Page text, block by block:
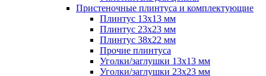
Пристеночные плинтуса и комплектующие
Плинтус 13х13 мм
Плинтус 23х23 мм
Плинтус 38х22 мм
Прочие плинтуса
Уголки/заглушки 13х13 мм
Уголки/заглушки 23х23 мм